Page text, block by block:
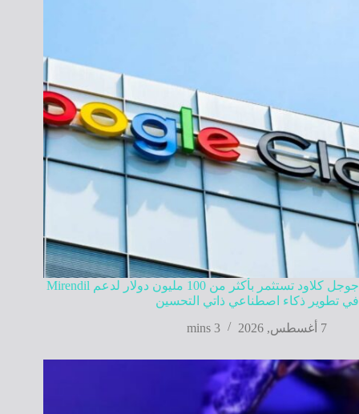
جوجل كلاود تستثمر بأكثر من 100 مليون دولار لدعم Mirendil
في تطوير ذكاء اصطناعي ذاتي التحسين
7 أغسطس, 2026
3 mins